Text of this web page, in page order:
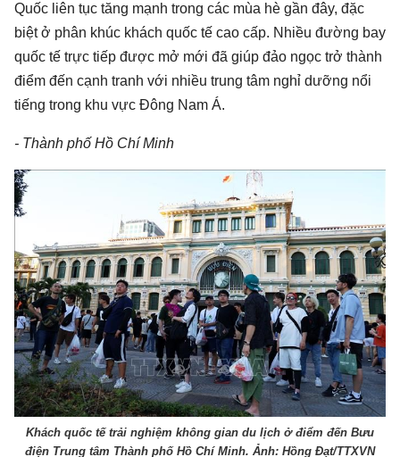
Quốc liên tục tăng mạnh trong các mùa hè gần đây, đặc
biệt ở phân khúc khách quốc tế cao cấp. Nhiều đường bay
quốc tế trực tiếp được mở mới đã giúp đảo ngọc trở thành
điểm đến cạnh tranh với nhiều trung tâm nghỉ dưỡng nổi
tiếng trong khu vực Đông Nam Á.
- Thành phố Hồ Chí Minh
Khách quốc tế trải nghiệm không gian du lịch ở điểm đến Bưu
điện Trung tâm Thành phố Hồ Chí Minh. Ảnh: Hồng Đạt/TTXVN